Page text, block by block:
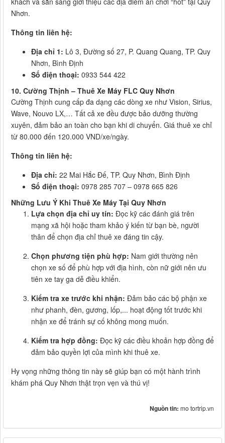
Nhơn.
Thông tin liên hệ:
Địa chỉ 1: Lô 3, Đường số 27, P. Quang Quang, TP. Quy
Nhơn, Bình Định
Số điện thoại: 0933 544 422
10. Cường Thịnh – Thuê Xe Máy FLC Quy Nhơn
Cường Thịnh cung cấp đa dạng các dòng xe như Vision, Sirius,
Wave, Nouvo LX,… Tất cả xe đều được bảo dưỡng thường
xuyên, đảm bảo an toàn cho bạn khi di chuyển. Giá thuê xe chỉ
từ 80.000 đến 120.000 VND/xe/ngày.
Thông tin liên hệ:
Địa chỉ: 22 Mai Hắc Đế, TP. Quy Nhơn, Bình Định
Số điện thoại: 0978 285 707 – 0978 665 826
Những Lưu Ý Khi Thuê Xe Máy Tại Quy Nhơn
Lựa chọn địa chỉ uy tín: Đọc kỹ các đánh giá trên
mạng xã hội hoặc tham khảo ý kiến từ bạn bè, người
thân để chọn địa chỉ thuê xe đáng tin cậy.
Chọn phương tiện phù hợp: Nam giới thường nên
chọn xe số để phù hợp với địa hình, còn nữ giới nên ưu
tiên xe tay ga dễ điều khiển.
Kiểm tra xe trước khi nhận: Đảm bảo các bộ phận xe
như phanh, đèn, gương, lốp,... hoạt động tốt trước khi
nhận xe để tránh sự cố không mong muốn.
Kiểm tra hợp đồng: Đọc kỹ các điều khoản hợp đồng để
đảm bảo quyền lợi của mình khi thuê xe.
Hy vọng những thông tin này sẽ giúp bạn có một hành trình
khám phá Quy Nhơn thật trọn vẹn và thú vị!
Nguồn tin: mo tortrip.vn